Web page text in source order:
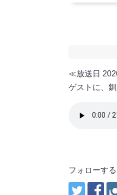
≪放送日
ゲストに、
フォローする